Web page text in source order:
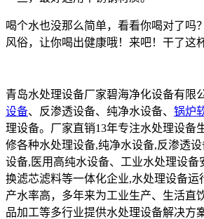
喝个水也没那么简单，看看你喝对了吗
风俗，让你喝出健康哦！来吧！干了这
青岛水处理设备厂家碧海净化设备有限
设备、反渗透设备、纯净水设备、 锅炉
理设备。厂家直销13年专注水处理设备
修各种水处理设备,纯净水设备,反渗透
设备,医用高纯水设备、工业水处理设备
换滤芯滤料等一体化企业,水处理设备运
产水率高，多年来为工业生产、生活直
品加工等多行业提供水处理设备解决方案